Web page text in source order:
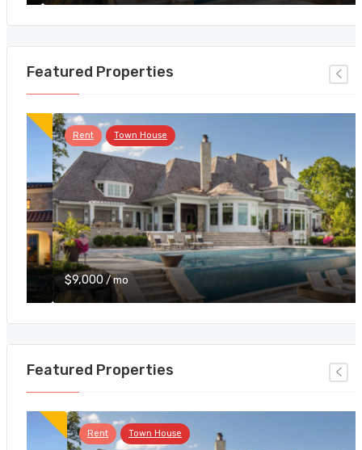
Featured Properties
Rent Town House
$9,000/ mo
Featured Properties
Rent Town House